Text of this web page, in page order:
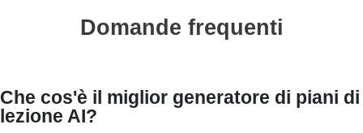
Domande frequenti
Che cos'è il miglior generatore di piani di
lezione AI?